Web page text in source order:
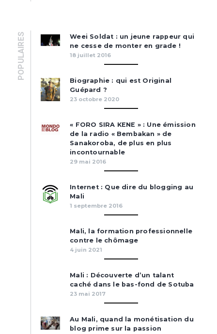
POPULAIRES
Weei Soldat : un jeune rappeur qui
ne cesse de monter en grade !
18 juillet 2016
Biographie : qui est Original
Guépard ?
23 octobre 2020
« FORO SIRA KENE » : Une émission
de la radio « Bembakan » de
Sanakoroba, de plus en plus
incontournable
29 mai 2016
Internet : Que dire du blogging au
Mali
1 septembre 2016
Mali, la formation professionnelle
contre le chômage
4 juin 2021
Mali : Découverte d’un talant
caché dans le bas-fond de Sotuba
23 mai 2017
Au Mali, quand la monétisation du
blog prime sur la passion